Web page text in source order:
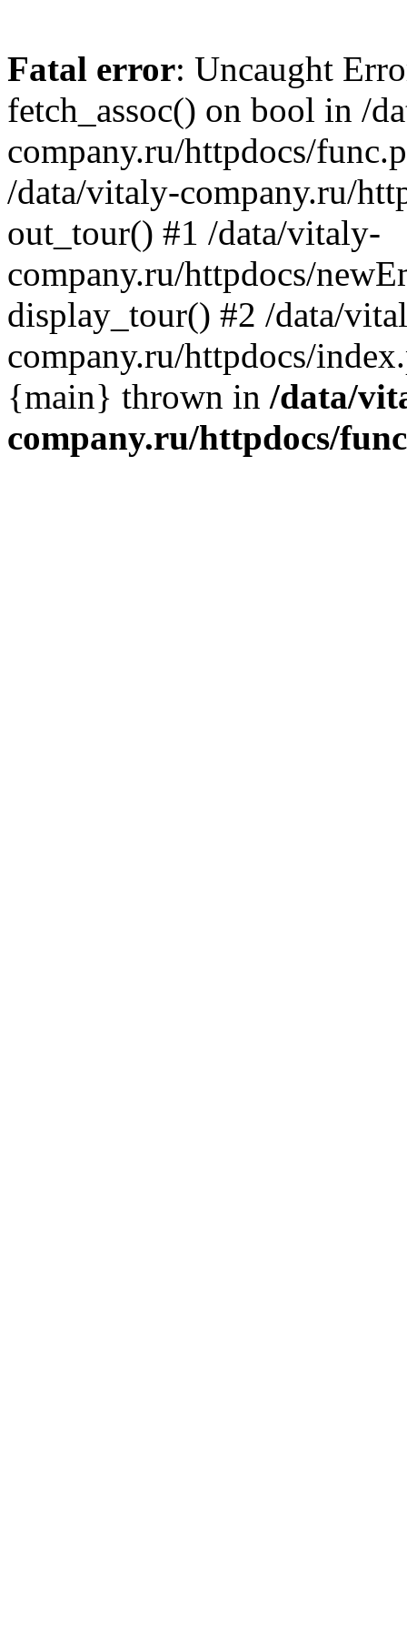
Fatal error: Uncaught
fetch_assoc() on bool in /
company.ru/httpdocs/
/data/vitaly-company.ru/
out_tour() #1 /data/vitaly-
company.ru/httpdocs/
display_tour() #2 /data/
company.ru/httpdocs/
{main} thrown in /data/
company.ru/httpdocs/